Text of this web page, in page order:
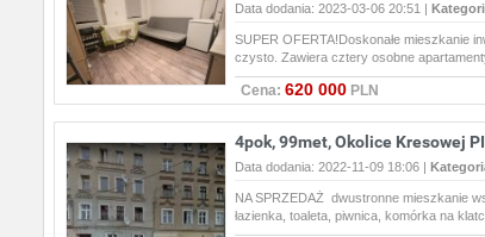
Data dodania: 2023-03-06 20:51 |
SUPER OFERTA!Doskonałe mieszkanie
czysto. Zawiera cztery osobne
Cena: 620 000PLN
4pok, 99met, Okolice Kresowej
Data dodania: 2022-11-09 18:06 |
NA SPRZEDAŻ dwustronne mieszkanie
łazienka, toaleta, piwnica, komórka na